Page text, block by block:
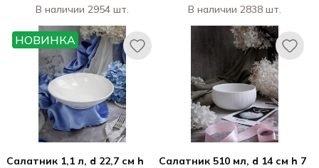
В наличии 2954 шт. В наличии 2838 шт.
НОВИНКА
Салатник 1,1 л, d 22,7 см h
Салатник 510 мл, d 14 см h 7